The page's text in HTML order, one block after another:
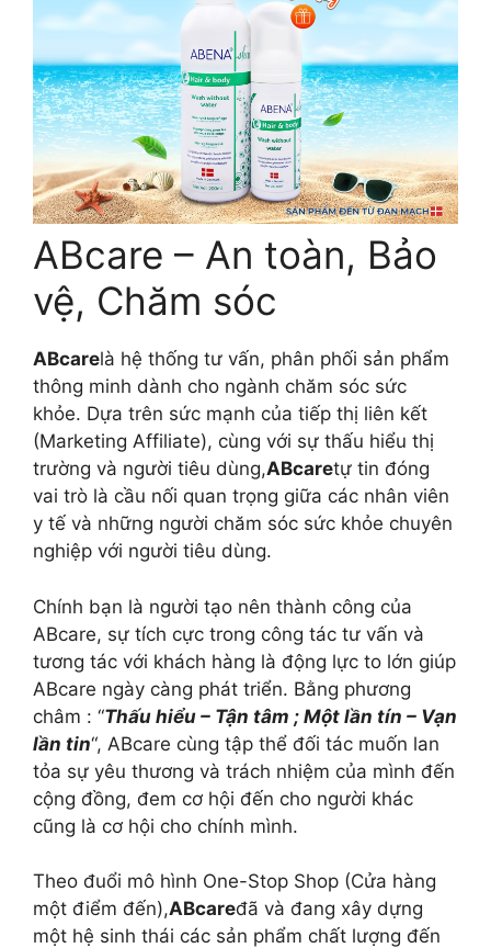
ABcare – An toàn, Bảo
vệ, Chăm sóc
ABcarelà hệ thống tư vấn, phân phối sản phẩm
thông minh dành cho ngành chăm sóc sức
khỏe. Dựa trên sức mạnh của tiếp thị liên kết
(Marketing Affiliate), cùng với sự thấu hiểu thị
trường và người tiêu dùng,ABcaretự tin đóng
vai trò là cầu nối quan trọng giữa các nhân viên
y tế và những người chăm sóc sức khỏe chuyên
nghiệp với người tiêu dùng.
Chính bạn là người tạo nên thành công của
ABcare, sự tích cực trong công tác tư vấn và
tương tác với khách hàng là động lực to lớn giúp
ABcare ngày càng phát triển. Bằng phương
châm : “Thấu hiểu – Tận tâm ; Một lần tín – Vạn
lần tin“, ABcare cùng tập thể đối tác muốn lan
tỏa sự yêu thương và trách nhiệm của mình đến
cộng đồng, đem cơ hội đến cho người khác
cũng là cơ hội cho chính mình.
Theo đuổi mô hình One-Stop Shop (Cửa hàng
một điểm đến),ABcaređã và đang xây dựng
một hệ sinh thái các sản phẩm chất lượng đến